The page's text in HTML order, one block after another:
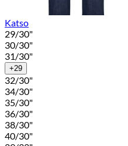
Katso
29/30"
30/30"
31/30"
+29
32/30"
34/30"
35/30"
36/30"
38/30"
40/30"